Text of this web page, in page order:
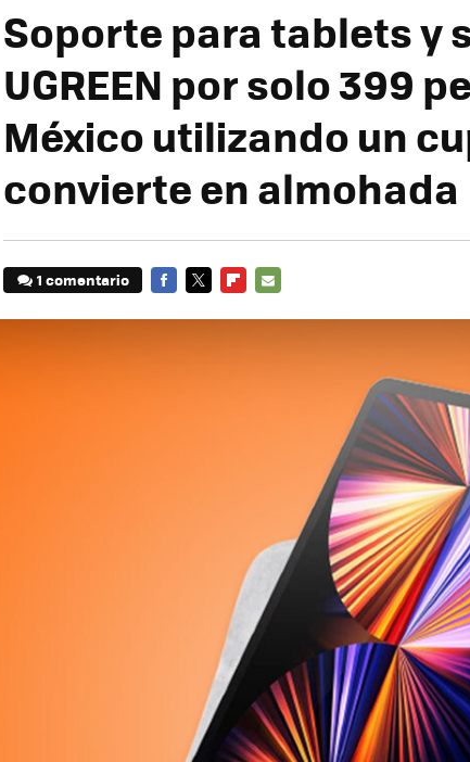
Soporte para tablets y
UGREEN por solo 399
México utilizando un
convierte en almohada
1 comentario